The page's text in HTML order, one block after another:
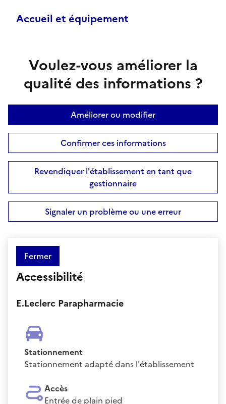
Accueil et équipement
Voulez-vous améliorer la
qualité des informations ?
Améliorer ou modifier
Confirmer ces informations
Revendiquer l'établissement en tant que
gestionnaire
Signaler un problème ou une erreur
Fermer
Accessibilité
E.Leclerc Parapharmacie
Stationnement
Stationnement adapté dans l'établissement
Accès
Entrée de plain pied